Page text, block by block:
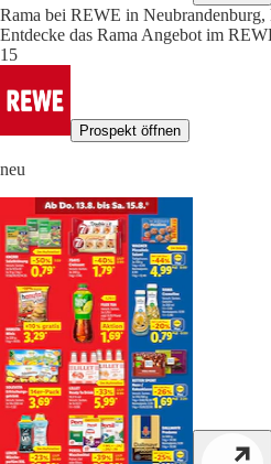
Rama bei REWE in Neubrandenburg,
Entdecke das Rama Angebot im
15
Prospekt öffnen
neu